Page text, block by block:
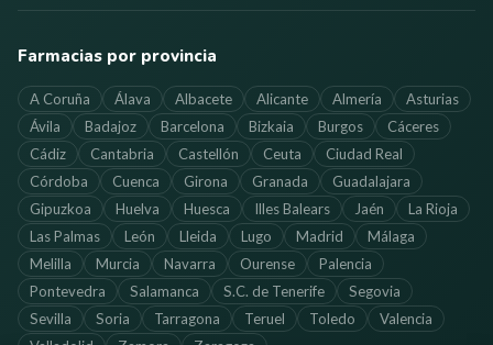
Farmacias por provincia
A Coruña Álava Albacete Alicante Almería
Asturias
Ávila
Badajoz Barcelona Bizkaia Burgos
Cáceres
Cádiz
Cantabria Castellón Ceuta
Ciudad Real
Córdoba
Cuenca Girona Granada
Guadalajara
Gipuzkoa
Huelva Huesca Illes Balears Jaén
La Rioja
Las Palmas
León Lleida Lugo Madrid
Málaga
Melilla
Murcia Navarra Ourense
Palencia
Pontevedra
Salamanca S.C. de Tenerife
Segovia
Sevilla
Soria Tarragona Teruel Toledo
Valencia